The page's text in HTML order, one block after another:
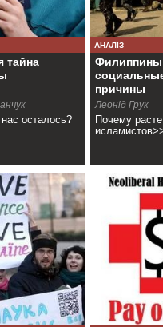
тайна
осталось?
АНАЛІЗ
причины
Леонід Грук
Почему